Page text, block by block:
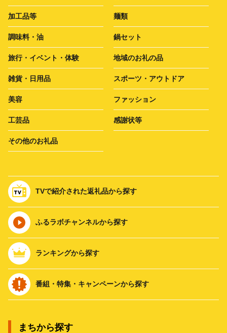
加工品等 麺類
調味料・油 鍋セット
旅行・イベント・体験 地域のお礼の品
雑貨・日用品 スポーツ・アウトドア
美容 ファッション
工芸品 感謝状等
その他のお礼品
TVで紹介された返礼品から探す
ふるラボチャンネルから探す
ランキングから探す
番組・特集・キャンペーンから探す
まちから探す